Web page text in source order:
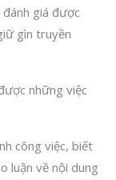
giá được
gìn truyền
những việc
công việc, biết
luận về nội dung